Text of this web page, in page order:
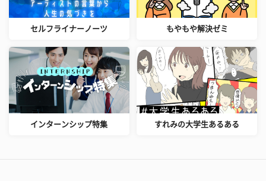
セルフライナーノーツ もやもや解決ゼミ
インターンシップ特集 すれみの大学生あるある